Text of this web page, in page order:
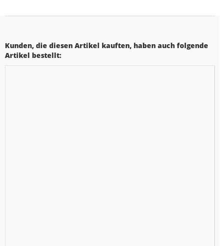
Kunden, die diesen Artikel kauften, haben auch folgende
Artikel bestellt: